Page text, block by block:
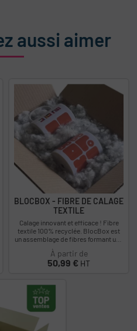
aussi aimer
BLOCBOX - FIBRE DE CALAGE
TEXTILE
Calage innovant et efficace ! Fibre
textile 100% recyclée. BlocBox est
un assemblage de fibres formant une
À partir de
Prix
50,99 € HT